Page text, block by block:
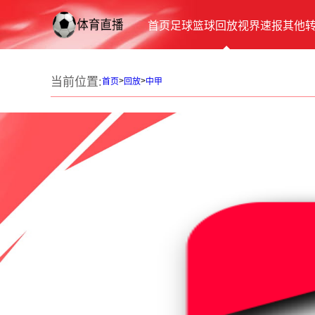
首页足球篮球回放视界速报其他
当前位置:首页>回放>中甲